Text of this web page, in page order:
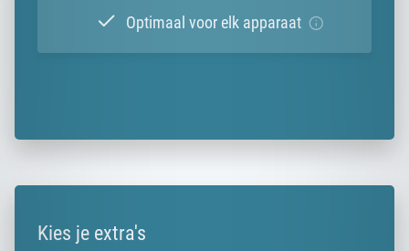
Optimaal voor elk apparaat
Kies je extra's